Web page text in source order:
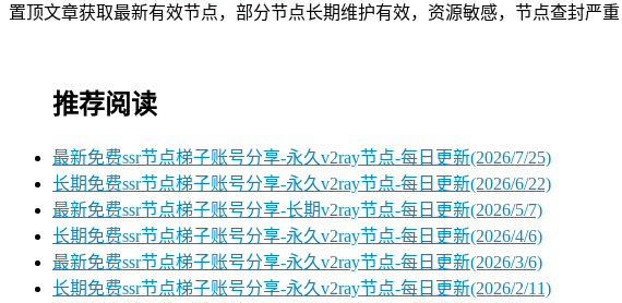
置顶文章获取最新有效节点，部分节点长期维护有效，资源敏感，节点查封严
推荐阅读
最新免费ssr节点梯子账号分享-永久v2ray节点-每日更新(2026/7/25)
长期免费ssr节点梯子账号分享-永久v2ray节点-每日更新(2026/6/22)
最新免费ssr节点梯子账号分享-长期v2ray节点-每日更新(2026/5/7)
长期免费ssr节点梯子账号分享-永久v2ray节点-每日更新(2026/4/6)
最新免费ssr节点梯子账号分享-永久v2ray节点-每日更新(2026/3/6)
长期免费ssr节点梯子账号分享-永久v2ray节点-每日更新(2026/2/11)